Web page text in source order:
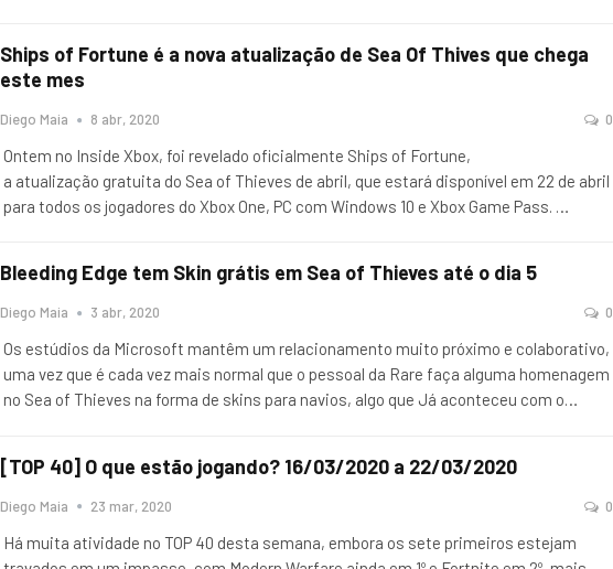
Ships of Fortune é a nova atualização de Sea Of Thives que chega
este mes
Diego Maia 8 abr, 2020 0
Ontem no Inside Xbox, foi revelado oficialmente Ships of Fortune,
a atualização gratuita do Sea of ​​Thieves de abril, que estará disponível em 22 de abril
para todos os jogadores do Xbox One, PC com Windows 10 e Xbox Game Pass. …
Bleeding Edge tem Skin grátis em Sea of ​​Thieves até o dia 5
Diego Maia 3 abr, 2020 0
Os estúdios da Microsoft mantêm um relacionamento muito próximo e colaborativo,
uma vez que é cada vez mais normal que o pessoal da Rare faça alguma homenagem
no Sea of ​​Thieves na forma de skins para navios, algo que Já aconteceu com o…
[TOP 40] O que estão jogando? 16/03/2020 a 22/03/2020
Diego Maia 23 mar, 2020 0
Há muita atividade no TOP 40 desta semana, embora os sete primeiros estejam